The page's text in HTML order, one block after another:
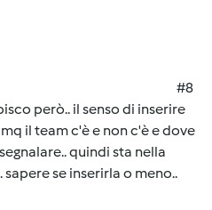
#8
però.. il senso di inserire
il team c'è e non c'è e dove
quindi sta nella
se inserirla o meno..